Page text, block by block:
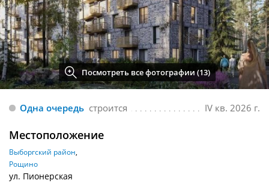
Посмотреть все фотографии (13)
IV кв. 2026 г.
Одна очередь строится
Местоположение
Выборгский район
Рощино
ул. Пионерская